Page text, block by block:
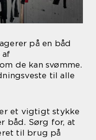
på en båd
af
de kan svømme.
til alle
et vigtigt stykke
båd. Sørg for, at
til brug på